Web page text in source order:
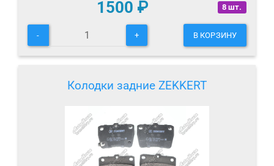
8 шт.
1500 ₽
- + В КОРЗИНУ
Колодки задние ZEKKERT